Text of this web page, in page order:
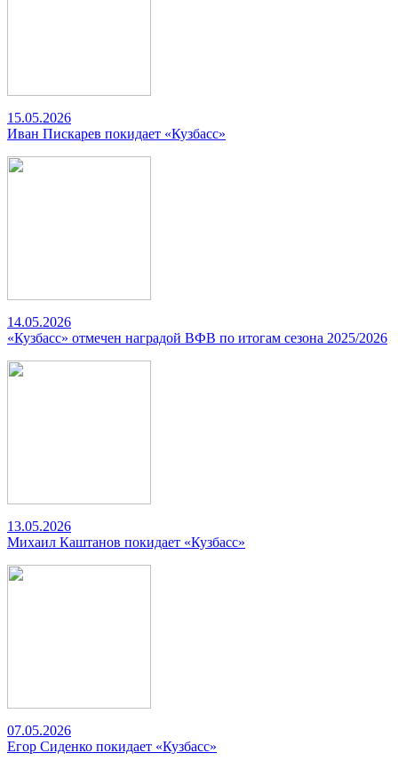
15.05.2026
Иван Пискарев покидает «Кузбасс»
14.05.2026
«Кузбасс» отмечен наградой ВФВ по итогам сезона 2025/2026
13.05.2026
Михаил Каштанов покидает «Кузбасс»
07.05.2026
Егор Сиденко покидает «Кузбасс»